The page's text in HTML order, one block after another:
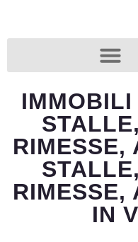
IMMOBILI
RIMESSE,
RIMESSE,
IN